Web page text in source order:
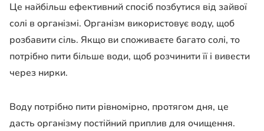
Це найбільш ефективний спосіб позбутися від зайвої
солі в організмі. Організм використовує воду, щоб
розбавити сіль. Якщо ви споживаєте багато солі, то
потрібно пити більше води, щоб розчинити її і вивести
через нирки.
Воду потрібно пити рівномірно, протягом дня, це
дасть організму постійний приплив для очищення.